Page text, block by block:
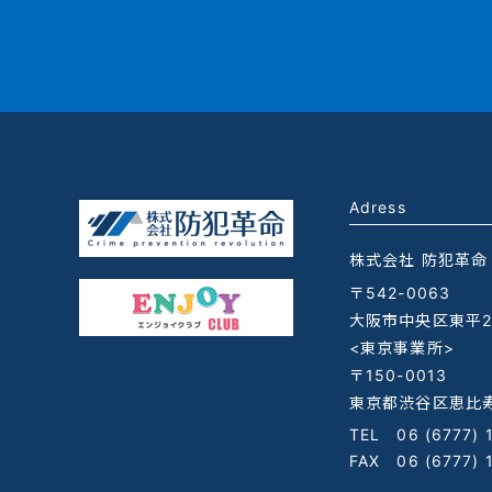
Adress
株式会社 防犯革命
〒542-0063
大阪市中央区東
<東京事業所>
〒150-0013
東京都渋谷区恵比
TEL06 (6777)
FAX 06 (6777)